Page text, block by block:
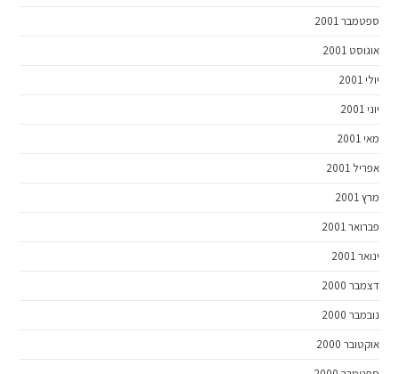
ספטמבר 2001
אוגוסט 2001
יולי 2001
יוני 2001
מאי 2001
אפריל 2001
מרץ 2001
פברואר 2001
ינואר 2001
דצמבר 2000
נובמבר 2000
אוקטובר 2000